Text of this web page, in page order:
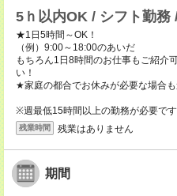
5ｈ以内OK / シフト勤務
★1日5時間～OK！
（例）9:00～18:00のあいだ
もちろん1日8時間のお仕事もご紹介
い！
★家庭の都合でお休みが必要な場合も
※週最低15時間以上の勤務が必要です
残業時間 残業はありません
期間